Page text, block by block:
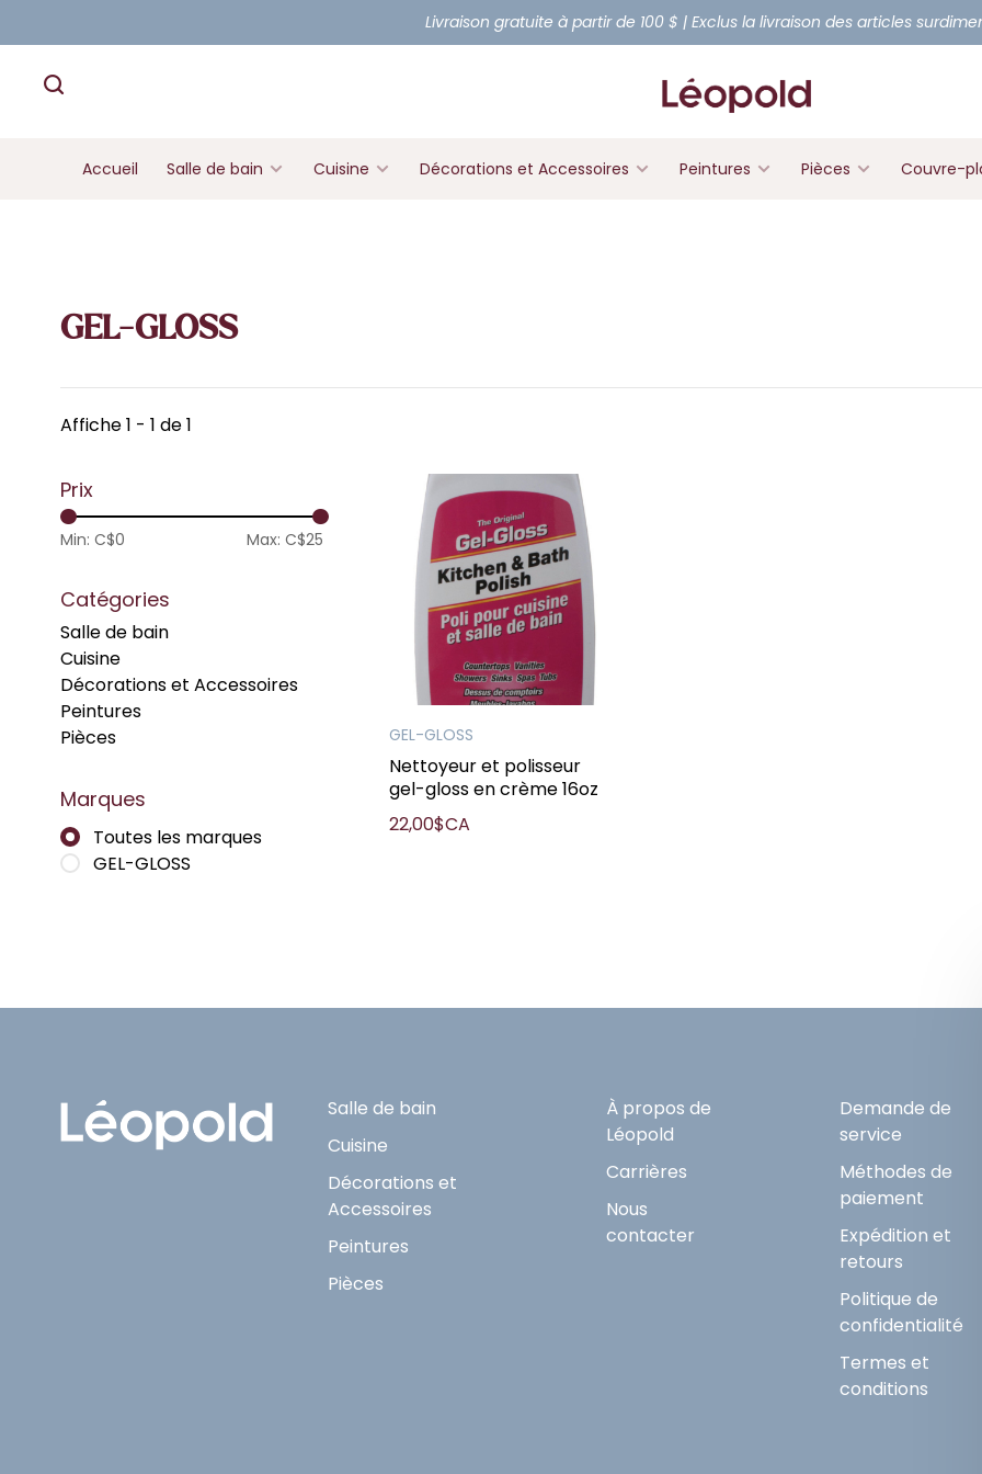
Livraison gratuite à partir de 100 $ | Exclus la livraison des articles
Accueil Salle de bain Cuisine Décorations et Accessoires Peintures Pièces Couvre-
GEL-GLOSS
Affiche 1 - 1 de 1
Prix
Min: C$0 Max: C$25
Catégories
Salle de bain
Cuisine
Décorations et Accessoires
Peintures
Pièces
Marques
Toutes les marques
GEL-GLOSS
GEL-GLOSS
Nettoyeur et polisseur
gel-gloss en crème 16oz
22,00$CA
Salle de bain
Cuisine
Décorations et
Accessoires
Peintures
Pièces
À propos de
Léopold
Carrières
Nous
contacter
Demande de
service
Méthodes de
paiement
Expédition et
retours
Politique de
confidentialité
Termes et
conditions